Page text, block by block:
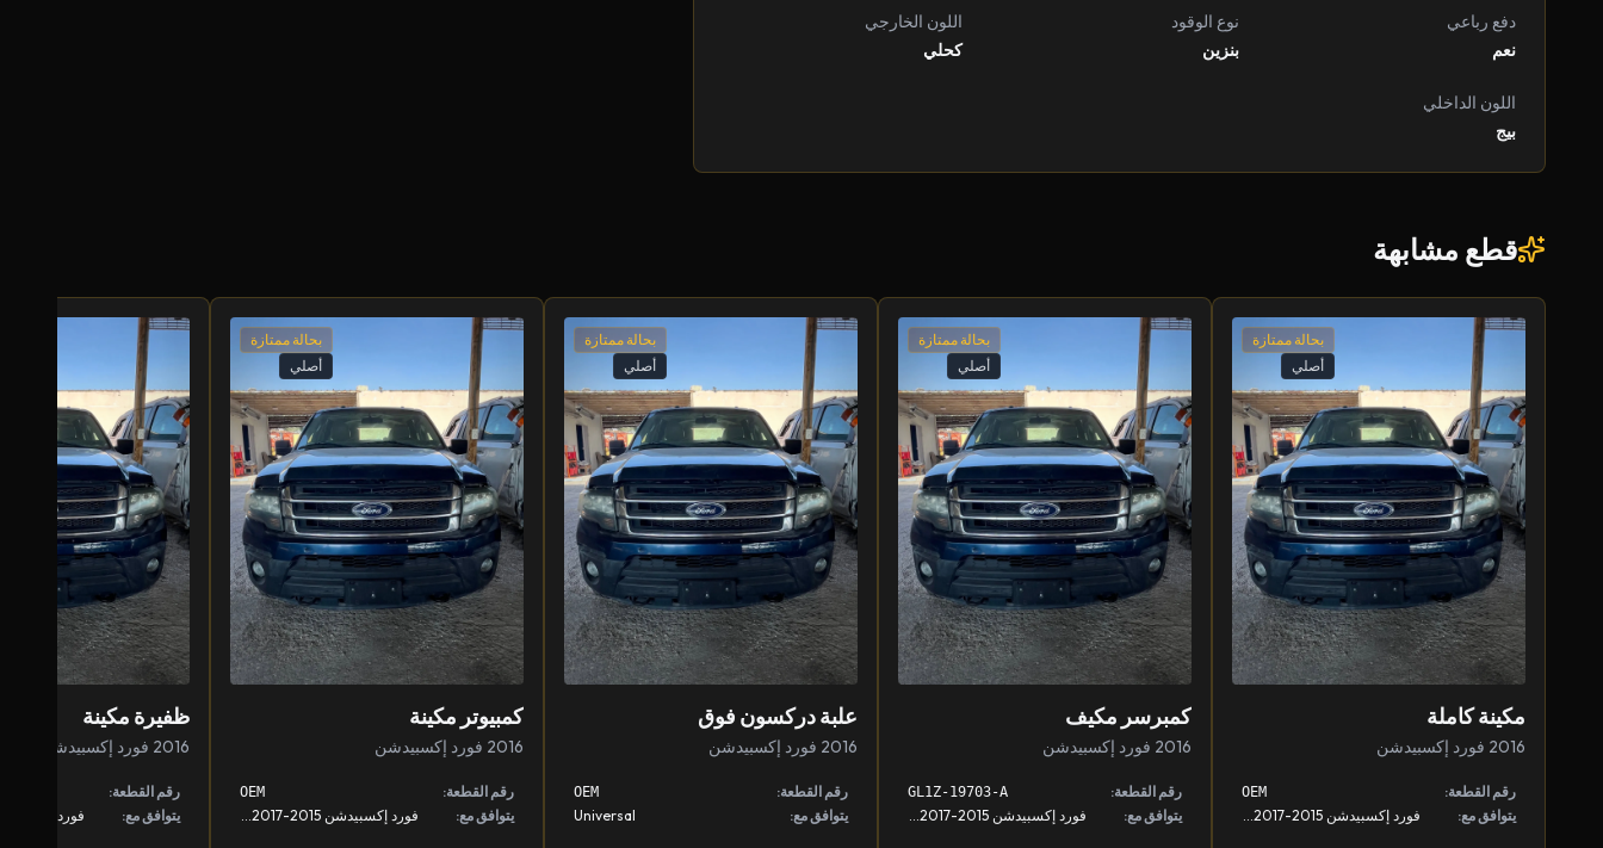
دفع رباعي
نعم
نوع الوقود
بنزين
اللون الخارجي
كحلي
اللون الداخلي
بيج
قطع مشابهة
بحالة ممتازة
أصلي
مكينة كاملة
2016 فورد إكسبيدشن
رقم القطعة: OEM
يتوافق مع:
بحالة ممتازة
أصلي
كمبرسر مكيف
2016 فورد إكسبيدشن
رقم القطعة: GL1Z-19703-A
يتوافق مع:
بحالة ممتازة
أصلي
علبة دركسون فوق
2016 فورد إكسبيدشن
رقم القطعة: OEM
يتوافق مع: Universal
بحالة ممتازة
أصلي
كمبيوتر مكينة
2016 فورد إكسبيدشن
رقم القطعة: OEM
يتوافق مع:
ظفيرة مكينة
2016 فورد إكسبيدشن
رقم القطعة:
يتوافق مع: